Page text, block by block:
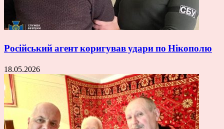
Російський агент коригував удари по Нікополю
18.05.2026